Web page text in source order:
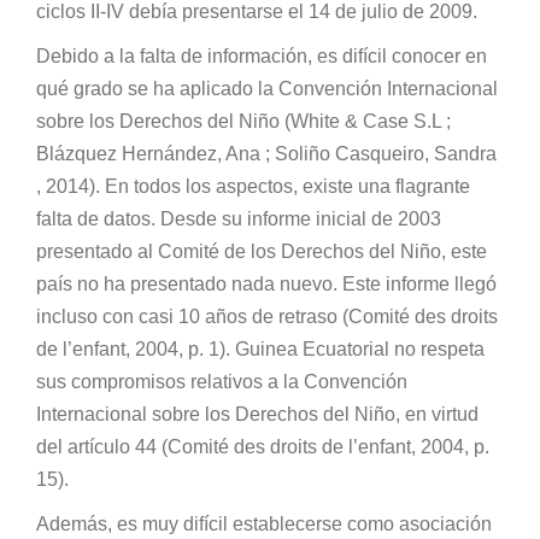
ciclos II-IV debía presentarse el 14 de julio de 2009.
Debido a la falta de información, es difícil conocer en
qué grado se ha aplicado la Convención Internacional
sobre los Derechos del Niño (​White & Case S.L ; ​
Blázquez Hernández, Ana ; Soliño Casqueiro, Sandra
, 2014). En todos los aspectos, existe una flagrante
falta de datos. Desde su informe inicial de 2003
presentado al Comité de los Derechos del Niño, este
país no ha presentado nada nuevo. Este informe llegó
incluso con casi 10 años de retraso (Comité des droits
de l’enfant, 2004, p. 1). Guinea Ecuatorial no respeta
sus compromisos relativos a la Convención
Internacional sobre los Derechos del Niño, en virtud
del artículo 44 (Comité des droits de l’enfant, 2004, p.
15).
Además, es muy difícil establecerse como asociación